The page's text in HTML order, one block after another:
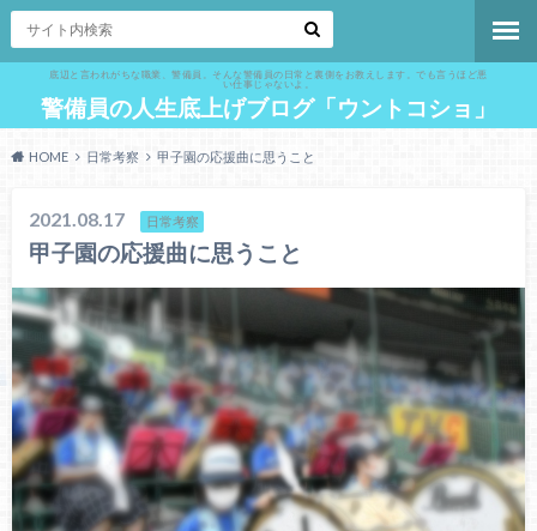
底辺と言われがちな職業、警備員。そんな警備員の日常と裏側をお教えします。でも言うほど悪
い仕事じゃないよ。
警備員の人生底上げブログ「ウントコショ」
HOME 日常考察 甲子園の応援曲に思うこと
2021.08.17 日常考察
甲子園の応援曲に思うこと